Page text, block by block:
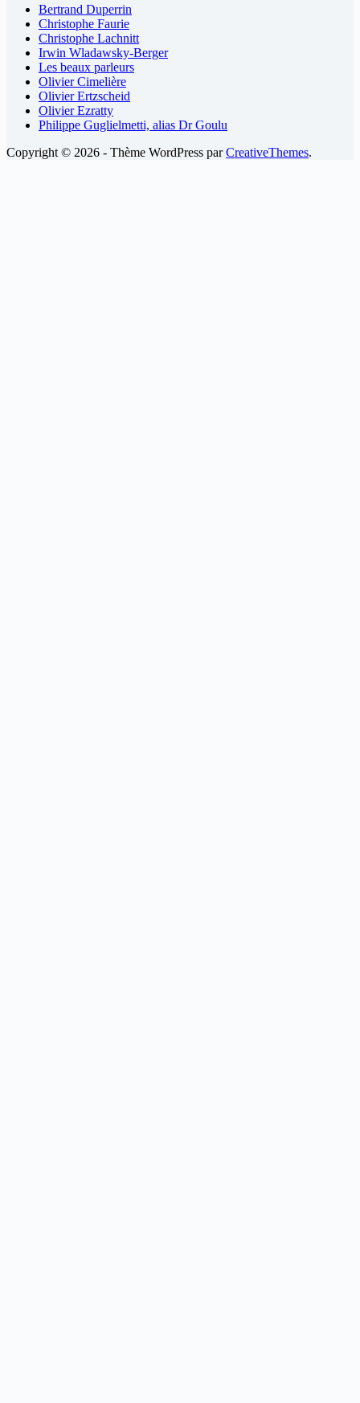
Bertrand Duperrin
Christophe Faurie
Christophe Lachnitt
Irwin Wladawsky-Berger
Les beaux parleurs
Olivier Cimelière
Olivier Ertzscheid
Olivier Ezratty
Philippe Guglielmetti, alias Dr Goulu
Copyright © 2026 - Thème WordPress parCreativeThemes.